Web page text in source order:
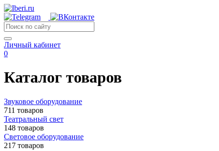
Личный кабинет
0
Каталог товаров
Звуковое оборудование
711 товаров
Театральный свет
148 товаров
Световое оборудование
217 товаров